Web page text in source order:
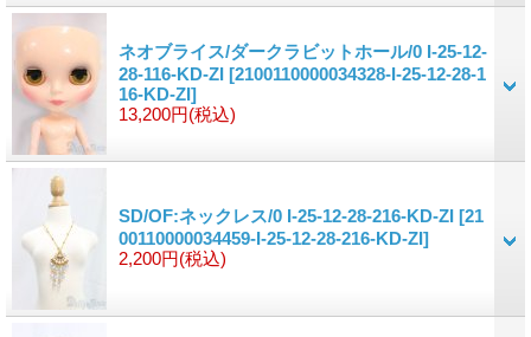
ネオブライス/ダークラビットホール/0 I-25-12-
28-116-KD-ZI [2100110000034328-I-25-12-28-1
16-KD-ZI]
13,200円(税込)
SD/OF:ネックレス/0 I-25-12-28-216-KD-ZI [21
00110000034459-I-25-12-28-216-KD-ZI]
2,200円(税込)